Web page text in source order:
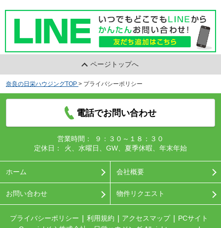
ページトップへ
奈良の日栄ハウジングTOP > プライバシーポリシー
電話でお問い合わせ
営業時間：
９：３０～１８：３０
定休日：
火、水曜日、GW、夏季休暇、年末年始
ホーム 会社概要
お問い合わせ 物件リクエスト
プライバシーポリシー 利用規約 アクセスマップ
PCサイト